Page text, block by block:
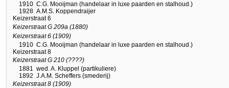
1910 C.G. Mooijman (handelaar in luxe paarden en stalhoud.)
1928 A.M.S. Koppendraijer
Keizerstraat 6
Keizerstraat G 209a (1880)
Keizerstraat 6 (1909)
1910 C.G. Mooijman (handelaar in luxe paarden en stalhoud.)
Keizerstraat 8
Keizerstraat G 210 (????)
1881
wed. A. Kluppel (partikuliere)
1892 J.A.M. Scheffers (smederij)
Keizerstraat 8 (1909)